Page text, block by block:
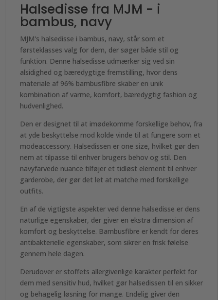
Halsedisse fra MJM - i
bambus, navy
MJM's halsedisse i bambus, navy, står som et
førsteklasses valg for dem, der søger både stil og
funktion. Denne halsedisse udmærker sig ved sin
alsidighed og bæredygtige fremstilling, hvor dens
materiale af 96% bambusfibre skaber en unik
kombination af varme, komfort, bæredygtig fashion og
hudvenlighed.
Den er designet til at imødekomme forskellige behov, fra
at yde beskyttelse mod kolde vinde til at fungere som et
modeaccessory. Halsedissen er one size, hvilket gør den
nem at tilpasse til enhver brugers behov og stil. Den
navyfarvede nuance tilføjer et tidløst element til enhver
garderobe, der gør det let at matche med forskellige
outfits.
En af de vigtigste aspekter ved denne halsedisse er dens
naturlige egenskaber, der giver en ekstra dimension af
komfort og beskyttelse. Bambusfibre er kendt for deres
antibakterielle egenskaber, som sikrer en frisk følelse
gennem hele dagen.
Derudover er stoffets allergivenlige karakter perfekt for
dem med sensitiv hud, hvilket gør halsedissen til en sikker
og behagelig løsning for mange. Endelig giver den